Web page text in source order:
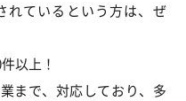
れているという方は、ぜ
以上！
まで、対応しており、多